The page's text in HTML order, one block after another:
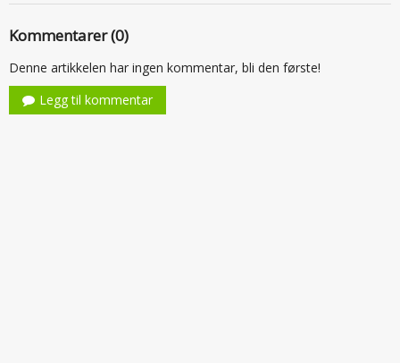
Kommentarer (0)
Denne artikkelen har ingen kommentar, bli den første!
Legg til kommentar